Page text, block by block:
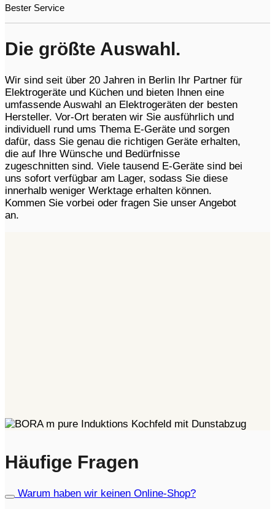
Bester Service
Die größte Auswahl.
Wir sind seit über 20 Jahren in Berlin Ihr Partner für
Elektrogeräte und Küchen und bieten Ihnen eine
umfassende Auswahl an Elektrogeräten der besten
Hersteller. Vor-Ort beraten wir Sie ausführlich und
individuell rund ums Thema E-Geräte und sorgen
dafür, dass Sie genau die richtigen Geräte erhalten,
die auf Ihre Wünsche und Bedürfnisse
zugeschnitten sind. Viele tausend E-Geräte sind bei
uns sofort verfügbar am Lager, sodass Sie diese
innerhalb weniger Werktage erhalten können.
Kommen Sie vorbei oder fragen Sie unser Angebot
an.
Häufige Fragen
Warum haben wir keinen Online-Shop?